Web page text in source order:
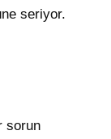
seriyor.
sorun